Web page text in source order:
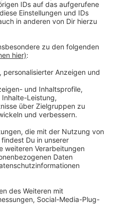
nicht. Seit 2003
"Elvis Eifel" seine Späße
und Hörern im Radio.
am Ende mit lachen -
weil ihr nicht genug von
nun unter die Podcaster
außerdem den
Telefonate in längerer
und ehemaligen
aus den letzten zwei
er selbst mal ins